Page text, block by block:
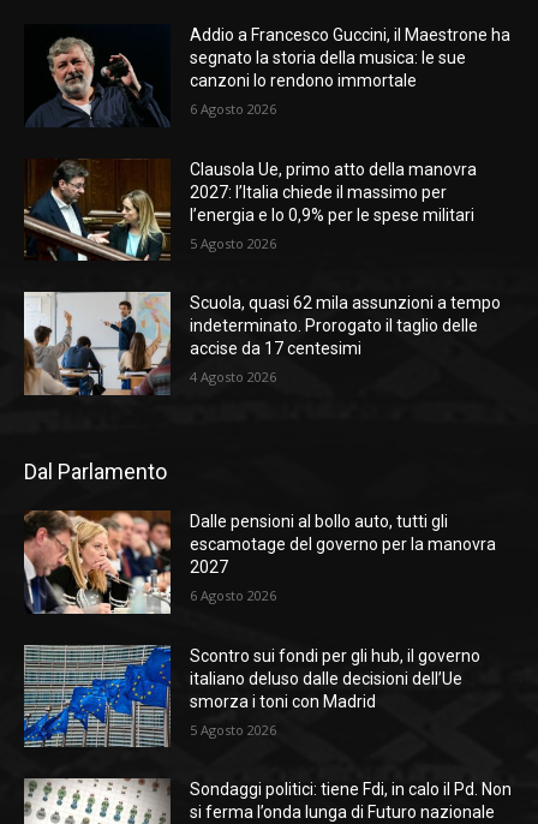
Addio a Francesco Guccini, il Maestrone ha
segnato la storia della musica: le sue
canzoni lo rendono immortale
6 Agosto 2026
Clausola Ue, primo atto della manovra
2027: l’Italia chiede il massimo per
l’energia e lo 0,9% per le spese militari
5 Agosto 2026
Scuola, quasi 62 mila assunzioni a tempo
indeterminato. Prorogato il taglio delle
accise da 17 centesimi
4 Agosto 2026
Dal Parlamento
Dalle pensioni al bollo auto, tutti gli
escamotage del governo per la manovra
2027
6 Agosto 2026
Scontro sui fondi per gli hub, il governo
italiano deluso dalle decisioni dell’Ue
smorza i toni con Madrid
5 Agosto 2026
Sondaggi politici: tiene Fdi, in calo il Pd. Non
si ferma l’onda lunga di Futuro nazionale